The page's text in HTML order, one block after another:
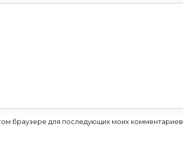
браузере для последующих моих комментариев.